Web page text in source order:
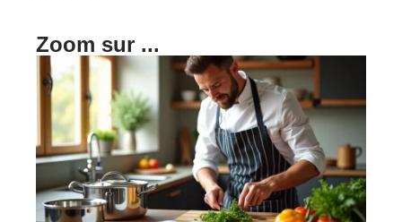
Zoom sur ...